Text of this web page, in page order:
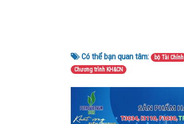
Có thể bạn quan tâm: bộ Tài Chính
Chương trình KH&CN